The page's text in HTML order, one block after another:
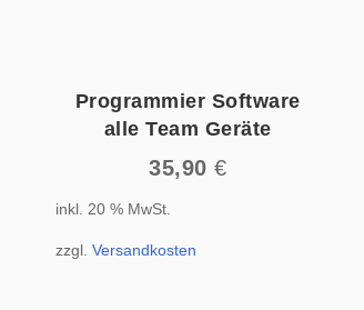
Programmier Software
alle Team Geräte
35,90€
inkl. 20 % MwSt.
zzgl.Versandkosten